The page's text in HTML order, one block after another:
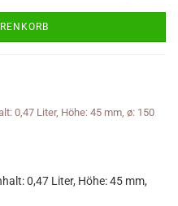
0,47 Liter, Höhe: 45 mm,